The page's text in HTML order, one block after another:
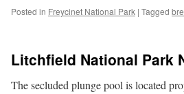
Posted in Freycinet National Park | Tagged
Litchfield National Park
The secluded plunge pool is located